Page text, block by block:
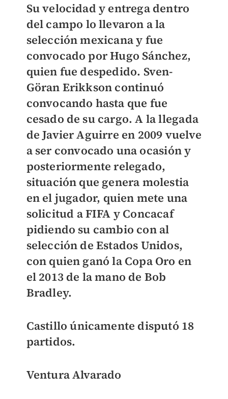
Su velocidad y entrega dentro
del campo lo llevaron a la
selección mexicana y fue
convocado por Hugo Sánchez,
quien fue despedido. Sven-
Göran Erikkson continuó
convocando hasta que fue
cesado de su cargo. A la llegada
de Javier Aguirre en 2009 vuelve
a ser convocado una ocasión y
posteriormente relegado,
situación que genera molestia
en el jugador, quien mete una
solicitud a FIFA y Concacaf
pidiendo su cambio con al
selección de Estados Unidos,
con quien ganó la Copa Oro en
el 2013 de la mano de Bob
Bradley.
Castillo únicamente disputó 18
partidos.
Ventura Alvarado